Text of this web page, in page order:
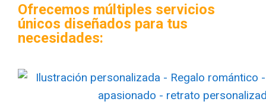
Ofrecemos múltiples servicios
únicos diseñados para tus
necesidades: